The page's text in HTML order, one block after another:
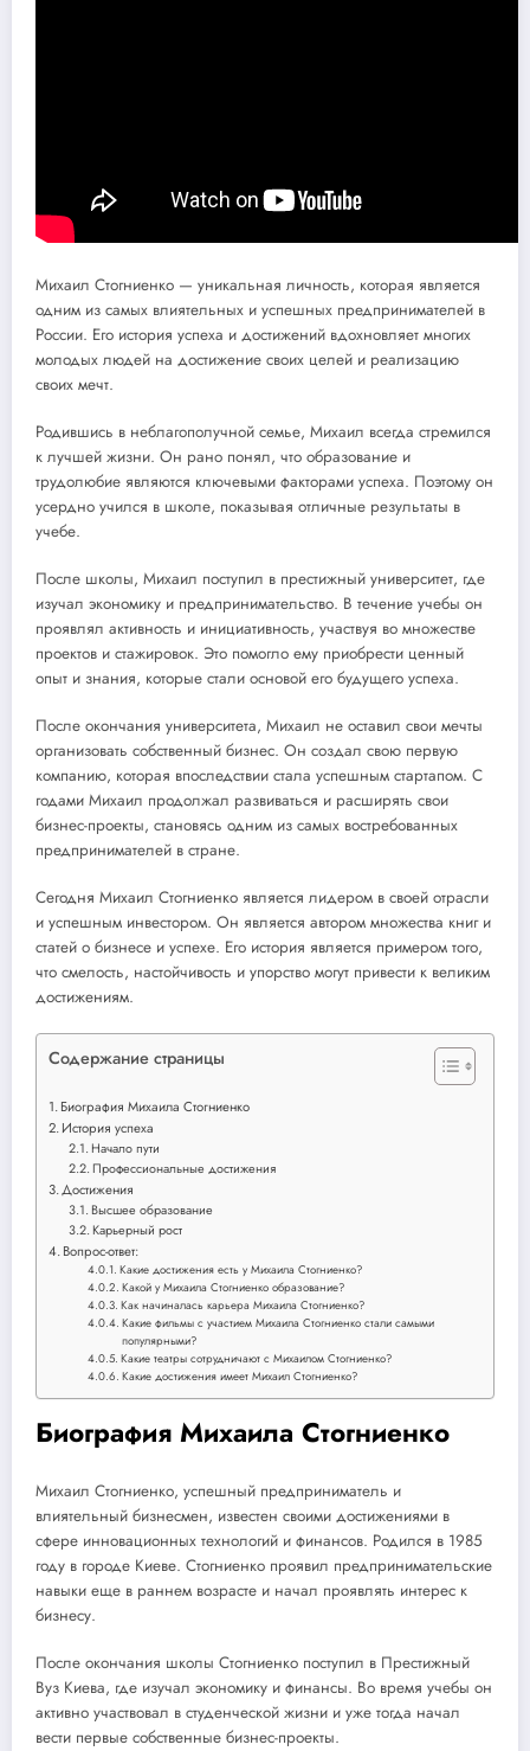
Михаил Стогниенко — уникальная личность, которая является
одним из самых влиятельных и успешных предпринимателей в
России. Его история успеха и достижений вдохновляет многих
молодых людей на достижение своих целей и реализацию
своих мечт.
Родившись в неблагополучной семье, Михаил всегда стремился
к лучшей жизни. Он рано понял, что образование и
трудолюбие являются ключевыми факторами успеха. Поэтому он
усердно учился в школе, показывая отличные результаты в
учебе.
После школы, Михаил поступил в престижный университет, где
изучал экономику и предпринимательство. В течение учебы он
проявлял активность и инициативность, участвуя во множестве
проектов и стажировок. Это помогло ему приобрести ценный
опыт и знания, которые стали основой его будущего успеха.
После окончания университета, Михаил не оставил свои мечты
организовать собственный бизнес. Он создал свою первую
компанию, которая впоследствии стала успешным стартапом. С
годами Михаил продолжал развиваться и расширять свои
бизнес-проекты, становясь одним из самых востребованных
предпринимателей в стране.
Сегодня Михаил Стогниенко является лидером в своей отрасли
и успешным инвестором. Он является автором множества книг и
статей о бизнесе и успехе. Его история является примером того,
что смелость, настойчивость и упорство могут привести к великим
достижениям.
Содержание страницы
Биография Михаила Стогниенко
История успеха
Начало пути
Профессиональные достижения
Достижения
Высшее образование
Карьерный рост
Вопрос-ответ:
Какие достижения есть у Михаила Стогниенко?
Какой у Михаила Стогниенко образование?
Как начиналась карьера Михаила Стогниенко?
Какие фильмы с участием Михаила Стогниенко стали самыми
популярными?
Какие театры сотрудничают с Михаилом Стогниенко?
Какие достижения имеет Михаил Стогниенко?
Биография Михаила Стогниенко
Михаил Стогниенко, успешный предприниматель и
влиятельный бизнесмен, известен своими достижениями в
сфере инновационных технологий и финансов. Родился в 1985
году в городе Киеве. Стогниенко проявил предпринимательские
навыки еще в раннем возрасте и начал проявлять интерес к
бизнесу.
После окончания школы Стогниенко поступил в Престижный
Вуз Киева, где изучал экономику и финансы. Во время учебы он
активно участвовал в студенческой жизни и уже тогда начал
вести первые собственные бизнес-проекты.